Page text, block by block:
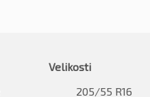
Velikosti
205/55 R16